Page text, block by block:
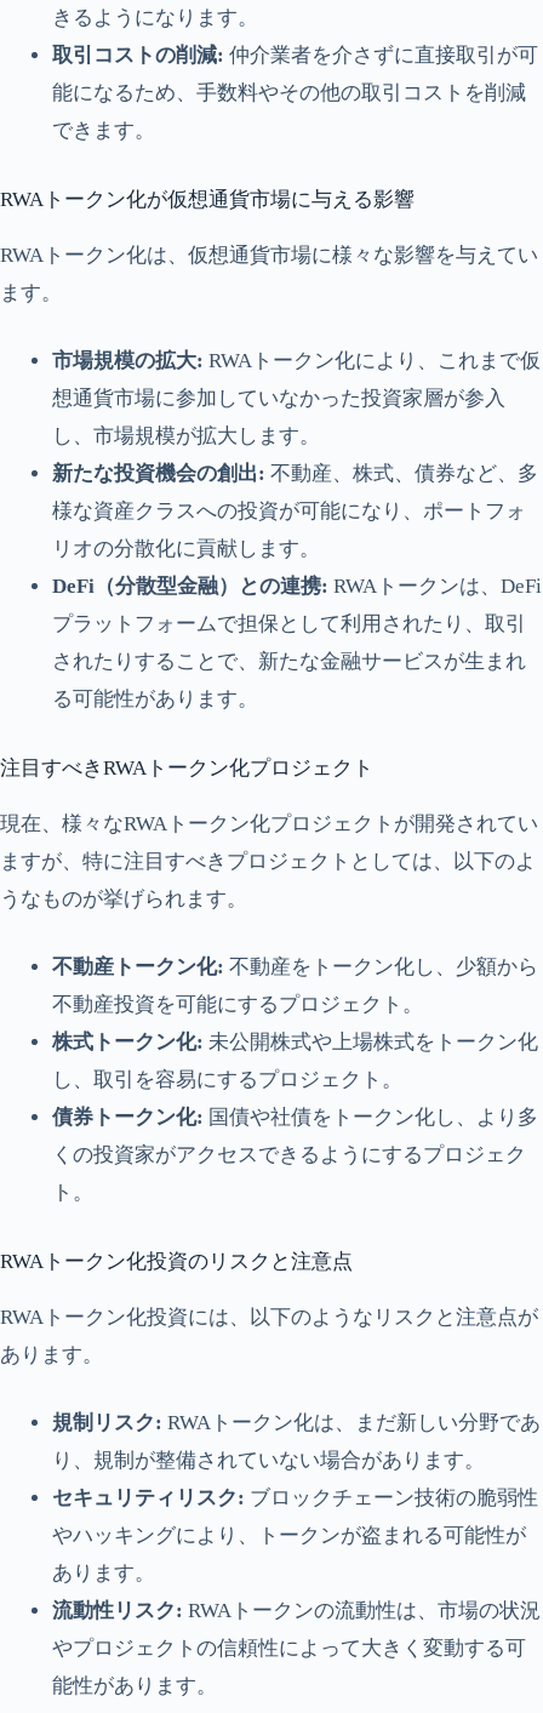
きるようになります。
取引コストの削減: 仲介業者を介さずに直接取引が可
能になるため、手数料やその他の取引コストを削減
できます。
RWAトークン化が仮想通貨市場に与える影響
RWAトークン化は、仮想通貨市場に様々な影響を与えてい
ます。
市場規模の拡大: RWAトークン化により、これまで仮
想通貨市場に参加していなかった投資家層が参入
し、市場規模が拡大します。
新たな投資機会の創出: 不動産、株式、債券など、多
様な資産クラスへの投資が可能になり、ポートフォ
リオの分散化に貢献します。
DeFi（分散型金融）との連携: RWAトークンは、DeFi
プラットフォームで担保として利用されたり、取引
されたりすることで、新たな金融サービスが生まれ
る可能性があります。
注目すべきRWAトークン化プロジェクト
現在、様々なRWAトークン化プロジェクトが開発されてい
ますが、特に注目すべきプロジェクトとしては、以下のよ
うなものが挙げられます。
不動産トークン化: 不動産をトークン化し、少額から
不動産投資を可能にするプロジェクト。
株式トークン化: 未公開株式や上場株式をトークン化
し、取引を容易にするプロジェクト。
債券トークン化: 国債や社債をトークン化し、より多
くの投資家がアクセスできるようにするプロジェク
ト。
RWAトークン化投資のリスクと注意点
RWAトークン化投資には、以下のようなリスクと注意点が
あります。
規制リスク: RWAトークン化は、まだ新しい分野であ
り、規制が整備されていない場合があります。
セキュリティリスク: ブロックチェーン技術の脆弱性
やハッキングにより、トークンが盗まれる可能性が
あります。
流動性リスク: RWAトークンの流動性は、市場の状況
やプロジェクトの信頼性によって大きく変動する可
能性があります。